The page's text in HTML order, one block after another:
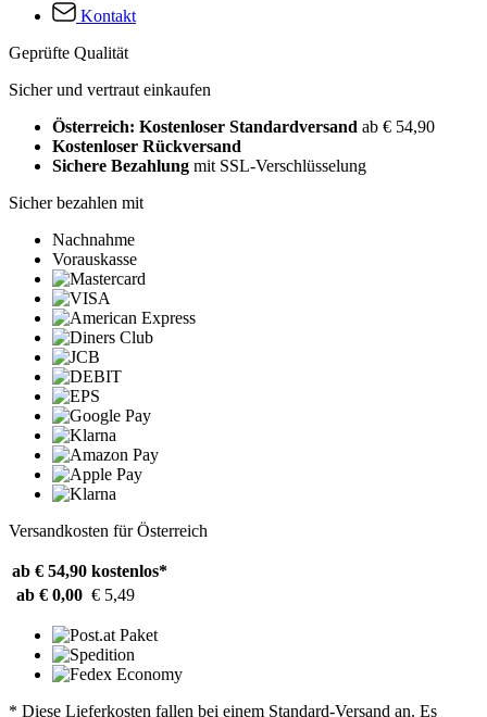
Kontakt
Geprüfte Qualität
Sicher und vertraut einkaufen
Österreich: Kostenloser Standardversand ab € 54,90
Kostenloser Rückversand
Sichere Bezahlung mit SSL-Verschlüsselung
Sicher bezahlen mit
Nachnahme
Vorauskasse
Versandkosten für Österreich
ab € 54,90 kostenlos*
ab € 0,00 € 5,49
* Diese Lieferkosten fallen bei einem Standard-Versand an. Es